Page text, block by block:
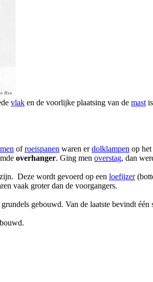
vlak en de voorlijke plaatsing van de mast
ofroeispanen waren erdolklampen op
overhanger. Ging men overstag, dan
Deze wordt gevoerd op een loefijzer
vaak groter dan de voorgangers.
gebouwd. Van de laatste bevindt